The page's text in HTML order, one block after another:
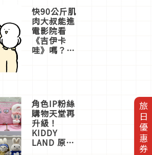
旅日優惠券
快90公斤肌
肉大叔能進
電影院看
《吉伊卡
哇》嗎？日
一同給出了
答案
角色IP粉絲
購物天堂再
升級！
KIDDY
LAND 原宿